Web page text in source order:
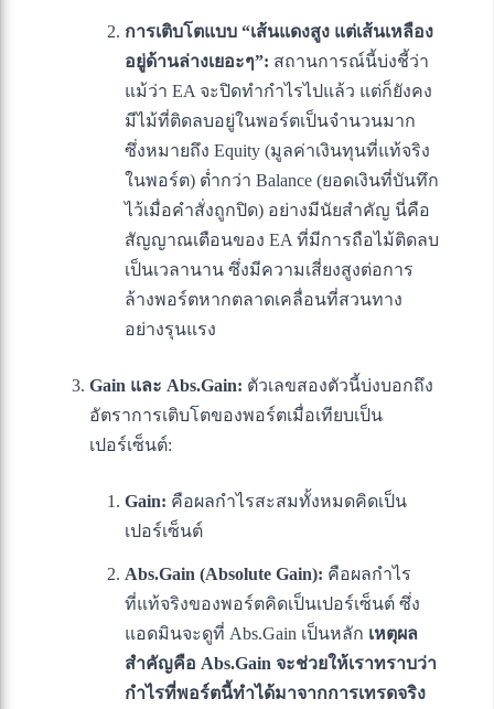
การเติบโตแบบ “เส้นแดงสูง แต่เส้นเหลือง
อยู่ด้านล่างเยอะๆ”: สถานการณ์นี้บ่งชี้ว่า
แม้ว่า EA จะปิดทำกำไรไปแล้ว แต่ก็ยังคง
มีไม้ที่ติดลบอยู่ในพอร์ตเป็นจำนวนมาก
ซึ่งหมายถึง Equity (มูลค่าเงินทุนที่แท้จริง
ในพอร์ต) ต่ำกว่า Balance (ยอดเงินที่บันทึก
ไว้เมื่อคำสั่งถูกปิด) อย่างมีนัยสำคัญ นี่คือ
สัญญาณเตือนของ EA ที่มีการถือไม้ติดลบ
เป็นเวลานาน ซึ่งมีความเสี่ยงสูงต่อการ
ล้างพอร์ตหากตลาดเคลื่อนที่สวนทาง
อย่างรุนแรง
Gain และ Abs.Gain: ตัวเลขสองตัวนี้บ่งบอกถึง
อัตราการเติบโตของพอร์ตเมื่อเทียบเป็น
เปอร์เซ็นต์:
Gain: คือผลกำไรสะสมทั้งหมดคิดเป็น
เปอร์เซ็นต์
Abs.Gain (Absolute Gain): คือผลกำไร
ที่แท้จริงของพอร์ตคิดเป็นเปอร์เซ็นต์ ซึ่ง
แอดมินจะดูที่ Abs.Gain เป็นหลัก เหตุผล
สำคัญคือ Abs.Gain จะช่วยให้เราทราบว่า
กำไรที่พอร์ตนี้ทำได้มาจากการเทรดจริง